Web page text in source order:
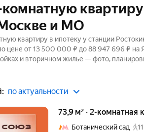
и МО
квартиру в ипотеку у станции
цене от 13 500 000 ₽ до 88 947 696 ₽
и вторичном жилье — фото,
по актуальности
73,9 м² · 2-комнатная
Ботанический сад